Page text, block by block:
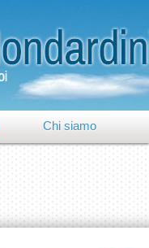
Chi siamo